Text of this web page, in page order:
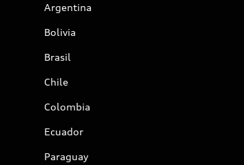
Argentina
Bolivia
Brasil
Chile
Colombia
Ecuador
Paraguay